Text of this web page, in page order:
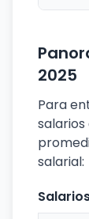
2025
Para
salarial: